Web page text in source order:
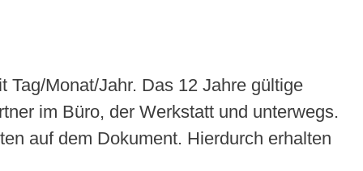
Monat/Jahr. Das 12 Jahre gültige
im Büro, der Werkstatt und unterwegs.
auf dem Dokument. Hierdurch erhalten